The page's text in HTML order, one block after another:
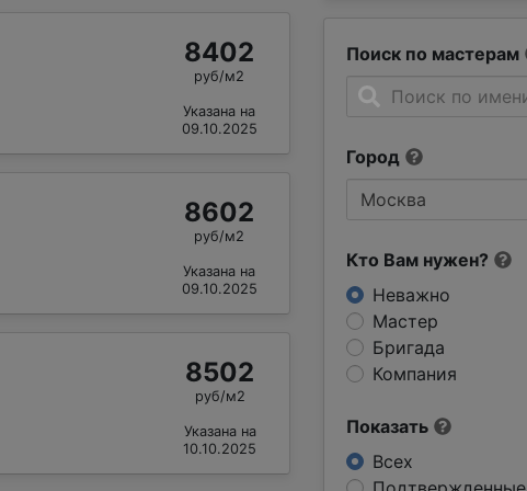
Поиск по мастерам
Город
Кто Вам нужен?
Неважно
Мастер
Бригада
Компания
Показать
Всех
8402
руб/м2
Указана на
09.10.2025
8602
руб/м2
Указана на
09.10.2025
8502
руб/м2
Указана на
10.10.2025